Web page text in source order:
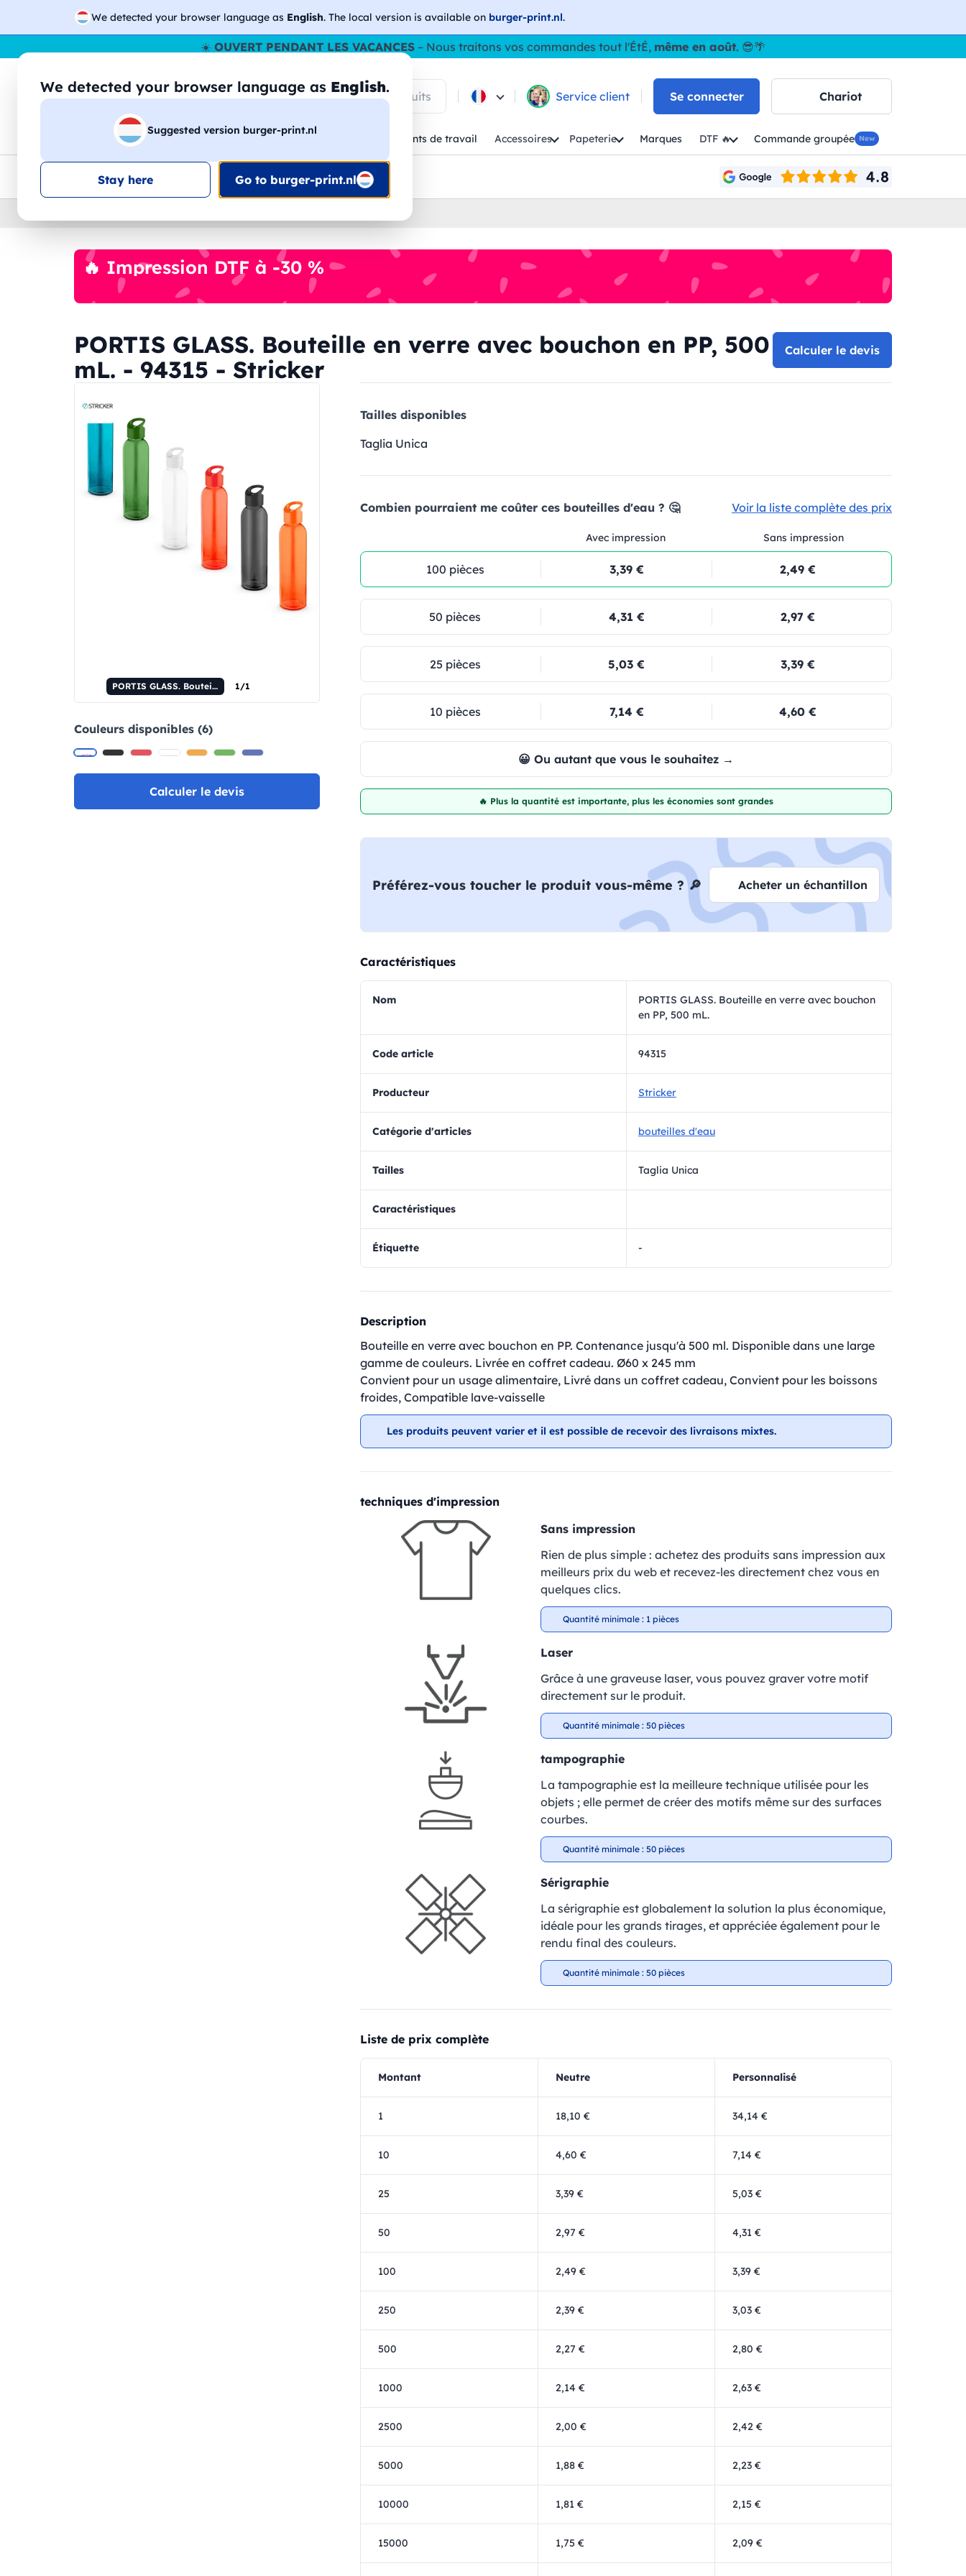
We detected your browser language as English. The local version is available on burger-print.nl.
We detected your browser language as English.
Suggested version burger-print.nl
Stay here Go to burger-print.nl
☀️ OUVERT PENDANT LES VACANCES – Nous traitons vos commandes tout l'ÉtÉ, même en août. 😎🌴
🔎 Recherchez parmi les produits Service client Se connecter Chariot
Sweat-shirts Homme Femme Vêtements de travail Accessoires Papeterie Marques DTF 🔥 Commande groupée New
Livraison UERemise quantité Service clientCroquis prépresse
🔥 Impression DTF à -30 %
PORTIS GLASS. Bouteille en verre avec bouchon en PP, 500
mL. - 94315 - Stricker
Calculer le devis
PORTIS GLASS. Bouteille en verre avec bouchon en PP, 500 mL. 1/1
Couleurs disponibles (6)
Calculer le devis
Tailles disponibles
Taglia Unica
Combien pourraient me coûter ces bouteilles d'eau ? 🤔 Voir la liste complète des prix
Avec impression Sans impression
100 pièces 3,39 € 2,49 €
50 pièces 4,31 € 2,97 €
25 pièces 5,03 € 3,39 €
10 pièces 7,14 € 4,60 €
😀 Ou autant que vous le souhaitez →
🔥 Plus la quantité est importante, plus les économies sont grandes
Préférez-vous toucher le produit vous-même ? 🔎 Acheter un échantillon
Caractéristiques
Nom
PORTIS GLASS. Bouteille en verre avec bouchon
en PP, 500 mL.
Code article 94315
Producteur Stricker
Catégorie d'articles bouteilles d'eau
Tailles Taglia Unica
Caractéristiques
Étiquette -
Description
Bouteille en verre avec bouchon en PP. Contenance jusqu'à 500 ml. Disponible dans une large
gamme de couleurs. Livrée en coffret cadeau. Ø60 x 245 mm
Convient pour un usage alimentaire, Livré dans un coffret cadeau, Convient pour les boissons
froides, Compatible lave-vaisselle
Les produits peuvent varier et il est possible de recevoir des livraisons mixtes.
techniques d'impression
Sans impression
Rien de plus simple : achetez des produits sans impression aux
meilleurs prix du web et recevez-les directement chez vous en
quelques clics.
Quantité minimale : 1 pièces
Laser
Grâce à une graveuse laser, vous pouvez graver votre motif
directement sur le produit.
Quantité minimale : 50 pièces
tampographie
La tampographie est la meilleure technique utilisée pour les
objets ; elle permet de créer des motifs même sur des surfaces
courbes.
Quantité minimale : 50 pièces
Sérigraphie
La sérigraphie est globalement la solution la plus économique,
idéale pour les grands tirages, et appréciée également pour le
rendu final des couleurs.
Quantité minimale : 50 pièces
Liste de prix complète
Montant Neutre Personnalisé
1 18,10 € 34,14 €
10 4,60 € 7,14 €
25 3,39 € 5,03 €
50 2,97 € 4,31 €
100 2,49 € 3,39 €
250 2,39 € 3,03 €
500 2,27 € 2,80 €
1000 2,14 € 2,63 €
2500 2,00 € 2,42 €
5000 1,88 € 2,23 €
10000 1,81 € 2,15 €
15000 1,75 € 2,09 €